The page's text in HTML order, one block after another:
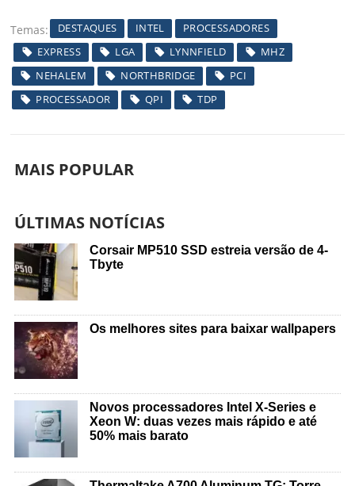
Temas DESTAQUES INTEL
PROCESSADORES
EXPRESS
LGA LYNNFIELD
MHZ
NEHALEM
NORTHBRIDGE
PCI
PROCESSADOR
QPI TDP
MAIS POPULAR
ÚLTIMAS NOTÍCIAS
Corsair MP510 SSD estreia versão de 4-
Tbyte
Os melhores sites para baixar wallpapers
Novos processadores Intel X-Series e
Xeon W: duas vezes mais rápido e até
50% mais barato